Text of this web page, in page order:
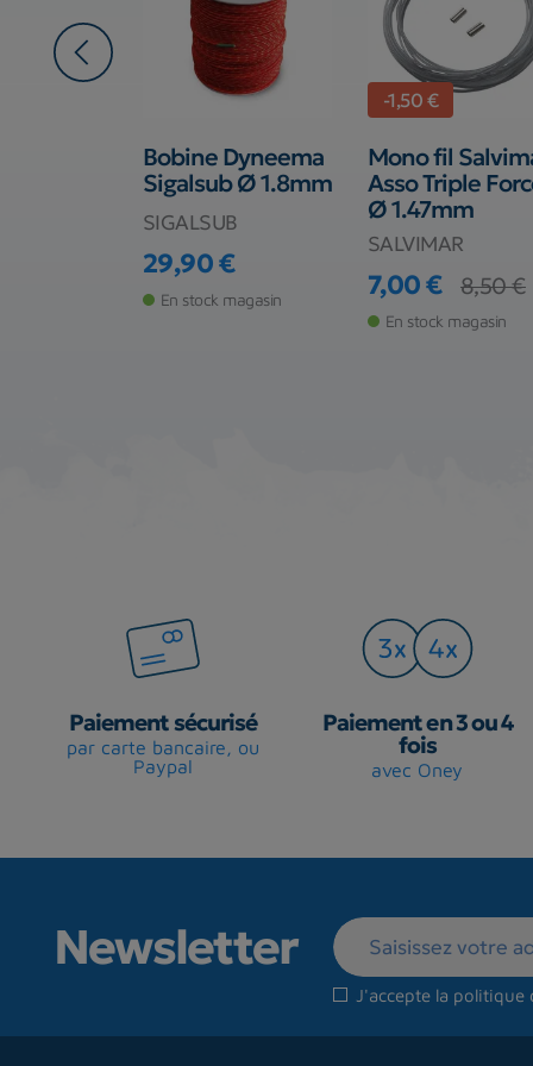
Bobine Dyneema
Sigalsub Ø 1.8mm
SIGALSUB
Prix
29,90 €
En stock magasin
-1,50 €
Mono fil
Asso Triple
Ø 1.47mm
SALVIMAR
Prix
7,00 €
Prix de base
8,50 €
En stock magasin
Paiement sécurisé
par carte bancaire, ou
Paypal
Paiement en 3 ou 4
fois
avec Oney
Newsletter
J'accepte la politique